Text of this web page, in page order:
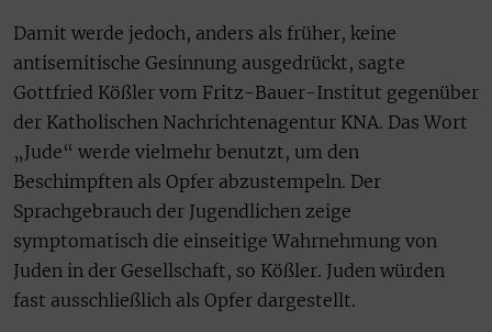
Damit werde jedoch, anders als früher, keine
antisemitische Gesinnung ausgedrückt, sagte
Gottfried Kößler vom Fritz-Bauer-Institut gegenüber
der Katholischen Nachrichtenagentur KNA. Das Wort
„Jude“ werde vielmehr benutzt, um den
Beschimpften als Opfer abzustempeln. Der
Sprachgebrauch der Jugendlichen zeige
symptomatisch die einseitige Wahrnehmung von
Juden in der Gesellschaft, so Kößler. Juden würden
fast ausschließlich als Opfer dargestellt.